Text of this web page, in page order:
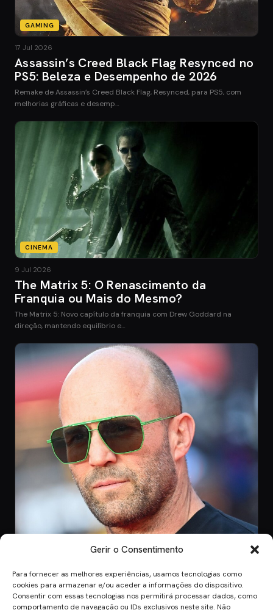
Gerir o Consentimento
Para fornecer as melhores experiências, usamos tecnologias como
cookies para armazenar e/ou aceder a informações do dispositivo.
Consentir com essas tecnologias nos permitirá processar dados, como
comportamento de navegação ou IDs exclusivos neste site. Não
GAMING
17 Jul 2026
Assassin’s Creed Black Flag Resynced no
PS5: Beleza e Desempenho de 2026
Remake de Assassin’s Creed Black Flag, Resynced, para PS5, com
melhorias gráficas e desemp…
CINEMA
9 Jul 2026
The Matrix 5: O Renascimento da
Franquia ou Mais do Mesmo?
The Matrix 5: Novo capítulo da franquia com Drew Goddard na
direção, mantendo equilíbrio e…
CINEMA
8 Jul 2026